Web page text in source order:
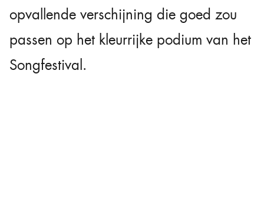
opvallende verschijning die goed zou
passen op het kleurrijke podium van het
Songfestival.